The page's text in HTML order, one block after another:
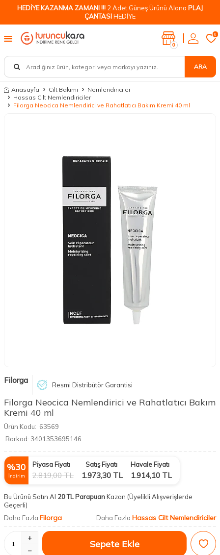
HEDİYE KAZANMA ZAMANI !!! 2 Adet Güneş Ürünü Alana PLAJ
ÇANTASIHEDİYE
ARA
0
0
Anasayfa Cilt Bakımı
Nemlendiriciler
Hassas Cilt Nemlendiriciler
Filorga Neocica Nemlendirici ve Rahatlatıcı Bakım Kremi 40 ml
Filorga Resmi Distribütör Garantisi
Filorga Neocica Nemlendirici ve Rahatlatıcı Bakım
Kremi 40 ml
Ürün Kodu: 63569
Barkod: 3401353695146
%30
İndirim
Piyasa Fiyatı
2.819,00TL
Satış Fiyatı
1.973,30 TL
Havale Fiyatı
1.914,10 TL
Bu Ürünü Satın Al 20 TL ParapuanKazan (Üyelikli Alışverişlerde
Geçerli)
Daha Fazla Filorga Daha Fazla Hassas Cilt Nemlendiriciler
Sepete Ekle